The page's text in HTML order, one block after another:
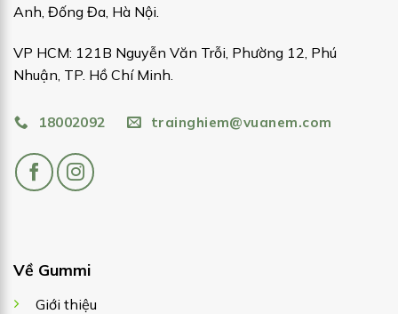
Anh, Đống Đa, Hà Nội.
VP HCM: 121B Nguyễn Văn Trỗi, Phường 12, Phú
Nhuận, TP. Hồ Chí Minh.
18002092 trainghiem@vuanem.com
Về Gummi
Giới thiệu